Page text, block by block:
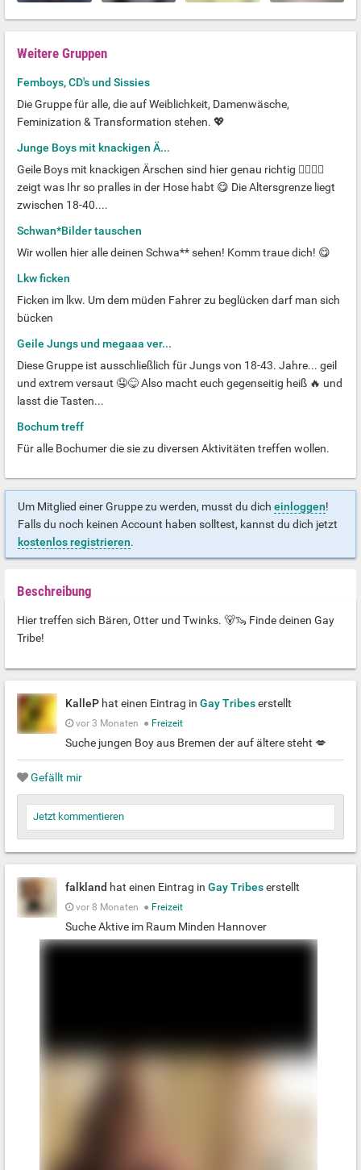
Weitere Gruppen
Femboys, CD's und Sissies
Die Gruppe für alle, die auf Weiblichkeit, Damenwäsche,
Feminization & Transformation stehen. 💖
Junge Boys mit knackigen Ä...
Geile Boys mit knackigen Ärschen sind hier genau richtig ❤️‍🔥🍑🥵
zeigt was Ihr so pralles in der Hose habt 😋 Die Altersgrenze liegt
zwischen 18-40....
Schwan*Bilder tauschen
Wir wollen hier alle deinen Schwa** sehen! Komm traue dich! 😋
Lkw ficken
Ficken im lkw. Um dem müden Fahrer zu beglücken darf man sich
bücken
Geile Jungs und megaaa ver...
Diese Gruppe ist ausschließlich für Jungs von 18-43. Jahre... geil
und extrem versaut 🤤😋 Also macht euch gegenseitig heiß 🔥 und
lasst die Tasten...
Bochum treff
Für alle Bochumer die sie zu diversen Aktivitäten treffen wollen.
Um Mitglied einer Gruppe zu werden, musst du dich einloggen!
Falls du noch keinen Account haben solltest, kannst du dich jetzt
kostenlos registrieren.
Beschreibung
Hier treffen sich Bären, Otter und Twinks. 🐻🦦 Finde deinen Gay
Tribe!
KalleP hat einen Eintrag in Gay Tribeserstellt
vor 3 Monaten ● Freizeit
Suche jungen Boy aus Bremen der auf ältere steht 💋
Gefällt mir
Jetzt kommentieren
falkland hat einen Eintrag in Gay Tribeserstellt
vor 8 Monaten ● Freizeit
Suche Aktive im Raum Minden Hannover